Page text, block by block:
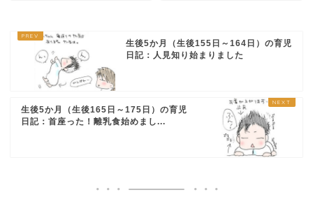
生後5か月（生後155日～164日）の育児
日記：人見知り始まりました
生後5か月（生後165日～175日）の育児
日記：首座った！離乳食始めまし...